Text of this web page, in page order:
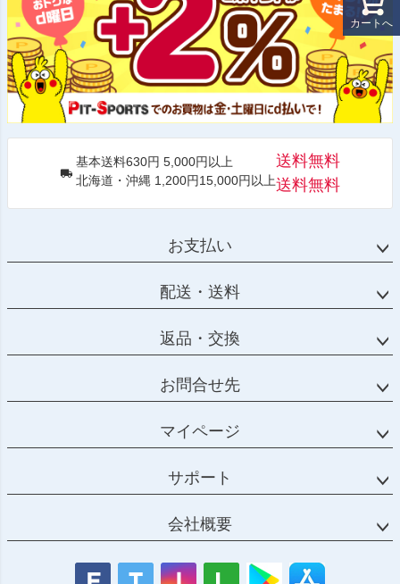
カートへ
基本送料630円 5,000円以上
北海道・沖縄 1,200円15,000円以上
送料無料
送料無料
お支払い
配送・送料
返品・交換
お問合せ先
マイページ
サポート
会社概要